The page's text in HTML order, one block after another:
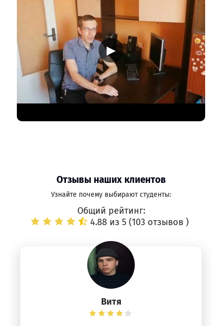
▶
Отзывы наших клиентов
Узнайте почему выбирают студенты:
Общий рейтинг:
4.88 из 5 (103 отзывов )
Витя